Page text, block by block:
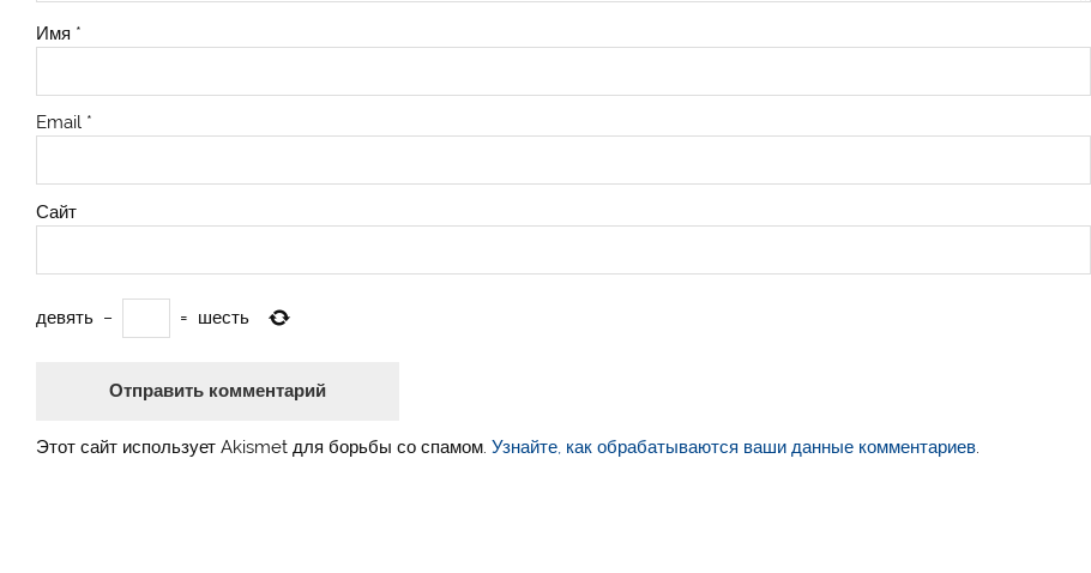
Имя *
Email *
Сайт
девять − = шесть
Этот сайт использует Akismet для борьбы со спамом.Узнайте, как обрабатываются ваши данные комментариев.